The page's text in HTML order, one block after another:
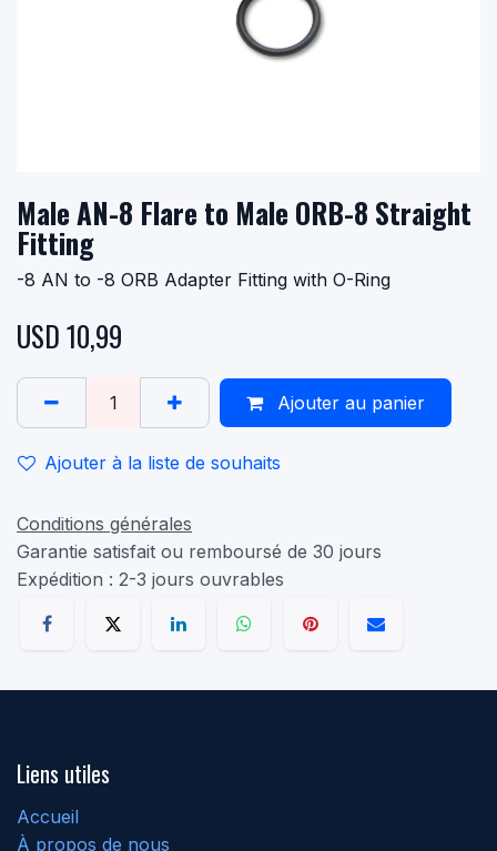
Male AN-8 Flare to Male ORB-8 Straight
Fitting
-8 AN to -8 ORB Adapter Fitting with O-Ring
USD10,99
Ajouter au panier
Ajouter à la liste de souhaits
Conditions générales
Garantie satisfait ou remboursé de 30 jours
Expédition : 2-3 jours ouvrables
Liens utiles
Accueil
À propos de nous